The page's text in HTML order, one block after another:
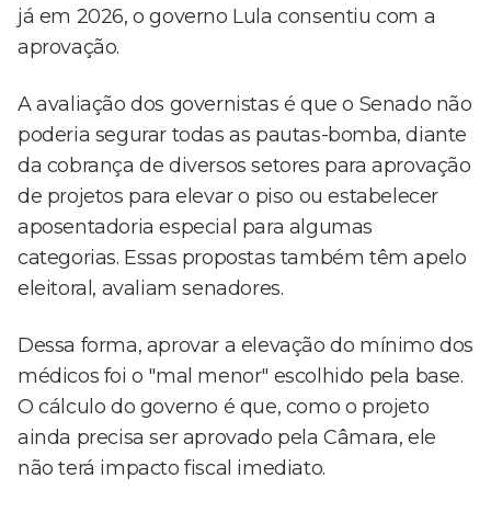
já em 2026, o governo Lula consentiu com a
aprovação.
A avaliação dos governistas é que o Senado não
poderia segurar todas as pautas-bomba, diante
da cobrança de diversos setores para aprovação
de projetos para elevar o piso ou estabelecer
aposentadoria especial para algumas
categorias. Essas propostas também têm apelo
eleitoral, avaliam senadores.
Dessa forma, aprovar a elevação do mínimo dos
médicos foi o "mal menor" escolhido pela base.
O cálculo do governo é que, como o projeto
ainda precisa ser aprovado pela Câmara, ele
não terá impacto fiscal imediato.